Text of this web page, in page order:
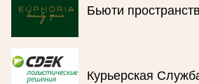
Бьюти
Курьерская